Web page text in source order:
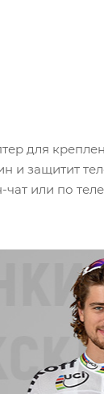
для
и защитит
или по